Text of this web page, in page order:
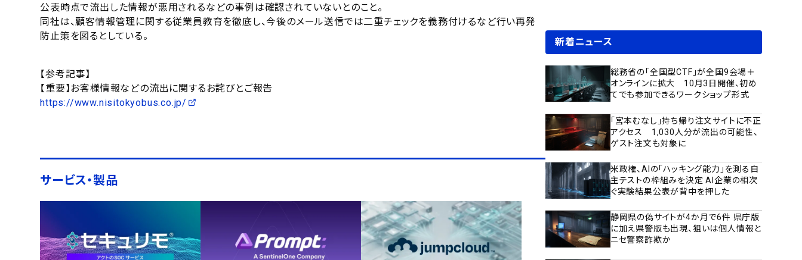
公表時点で流出した情報が悪用されるなどの事例は確認されていないとのこと。
同社は、顧客情報管理に関する従業員教育を徹底し、今後のメール送信では二重チェックを義務付けるなど行い再発
防止策を図るとしている。
【参考記事】
【重要】お客様情報などの流出に関するお詫びとご報告
https://www.nisitokyobus.co.jp/
サービス・製品
新着ニュース
総務省の「全国型CTF」が全国9会場＋
オンラインに拡大 10月3日開催、初め
てでも参加できるワークショップ形式
「宮本むなし」持ち帰り注文サイトに不正
アクセス 1,030人分が流出の可能性、
ゲスト注文も対象に
米政権、AIの「ハッキング能力」を測る自
主テストの枠組みを決定 AI企業の相次
ぐ実験結果公表が背中を押した
静岡県の偽サイトが4か月で6件 県庁版
に加え県警版も出現、狙いは個人情報と
ニセ警察詐欺か